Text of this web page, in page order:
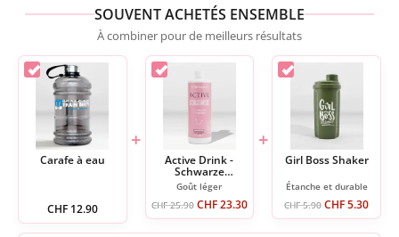
CHF 16.90.CHF 12.90.
SOUVENT ACHETÉS ENSEMBLE
À combiner pour de meilleurs résultats
Carafe à eau
CHF12.90
+
Active Drink -
Schwarze
Johannisbeere
Goût léger
CHF25.90 CHF23.30
+
Girl Boss Shaker
Étanche et durable
CHF5.90 CHF5.30